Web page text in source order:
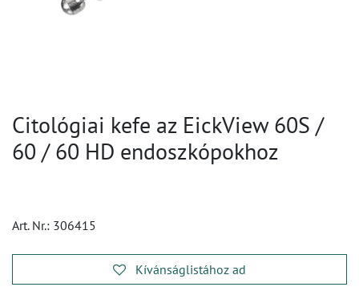
Citológiai kefe az EickView 60S /
60 / 60 HD endoszkópokhoz
Art. Nr.: 306415
Kívánságlistához ad